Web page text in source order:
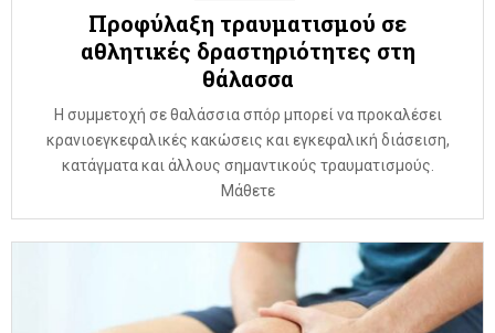
Προφύλαξη τραυματισμού σε
αθλητικές δραστηριότητες στη
θάλασσα
Η συμμετοχή σε θαλάσσια σπόρ μπορεί να προκαλέσει
κρανιοεγκεφαλικές κακώσεις και εγκεφαλική διάσειση,
κατάγματα και άλλους σημαντικούς τραυματισμούς.
Μάθετε